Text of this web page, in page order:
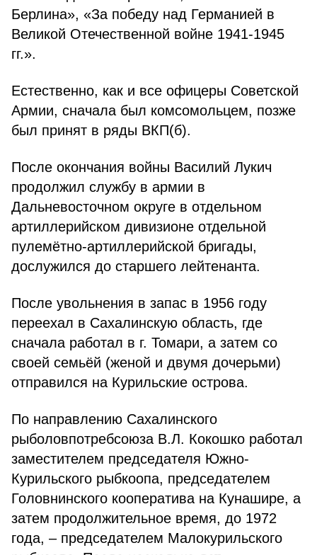
Берлина», «За победу над Германией в
Великой Отечественной войне 1941-1945
гг.».
Естественно, как и все офицеры Советской
Армии, сначала был комсомольцем, позже
был принят в ряды ВКП(б).
После окончания войны Василий Лукич
продолжил службу в армии в
Дальневосточном округе в отдельном
артиллерийском дивизионе отдельной
пулемётно-артиллерийской бригады,
дослужился до старшего лейтенанта.
После увольнения в запас в 1956 году
переехал в Сахалинскую область, где
сначала работал в г. Томари, а затем со
своей семьёй (женой и двумя дочерьми)
отправился на Курильские острова.
По направлению Сахалинского
рыболовпотребсоюза В.Л. Кокошко работал
заместителем председателя Южно-
Курильского рыбкоопа, председателем
Головнинского кооператива на Кунашире, а
затем продолжительное время, до 1972
года, – председателем Малокурильского